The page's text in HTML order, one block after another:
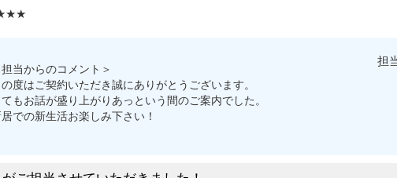
担当からのコメント＞
の度はご契約いただき誠にありがとうございます。
てもお話が盛り上がりあっという間のご案内でした。
での新生活お楽しみ下さい！
担